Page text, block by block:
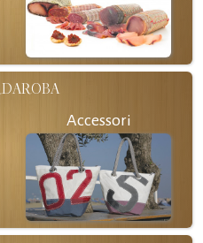
Accessori